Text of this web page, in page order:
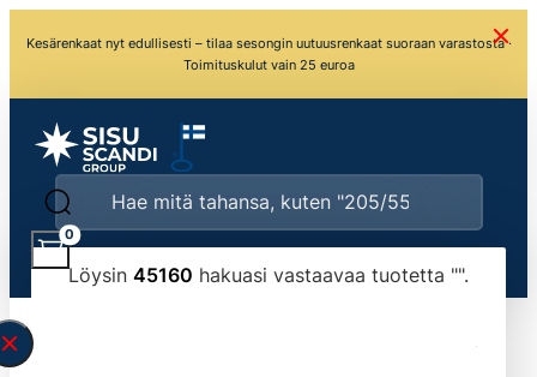
Kesärenkaat nyt edullisesti – tilaa sesongin uutuusrenkaat suoraan varastosta ·
Toimituskulut vain 25 euroa
Löysin 45160 hakuasi vastaavaa tuotetta "".
typed the search query correctly.<br>Currently
0